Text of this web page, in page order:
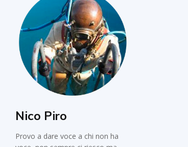
Nico Piro
Provo a dare voce a chi non ha